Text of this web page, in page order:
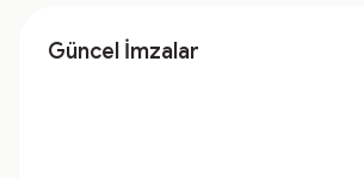
Güncel İmzalar